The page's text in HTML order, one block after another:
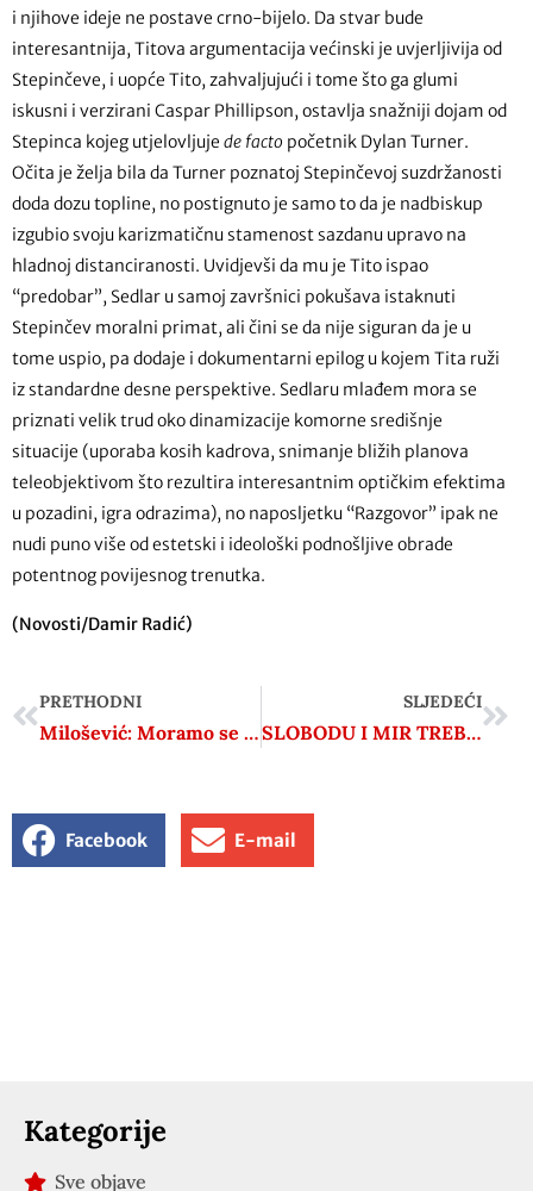
i njihove ideje ne postave crno-bijelo. Da stvar bude
interesantnija, Titova argumentacija većinski je uvjerljivija od
Stepinčeve, i uopće Tito, zahvaljujući i tome što ga glumi
iskusni i verzirani Caspar Phillipson, ostavlja snažniji dojam od
Stepinca kojeg utjelovljuje de facto početnik Dylan Turner.
Očita je želja bila da Turner poznatoj Stepinčevoj suzdržanosti
doda dozu topline, no postignuto je samo to da je nadbiskup
izgubio svoju karizmatičnu stamenost sazdanu upravo na
hladnoj distanciranosti. Uvidjevši da mu je Tito ispao
“predobar”, Sedlar u samoj završnici pokušava istaknuti
Stepinčev moralni primat, ali čini se da nije siguran da je u
tome uspio, pa dodaje i dokumentarni epilog u kojem Tita ruži
iz standardne desne perspektive. Sedlaru mlađem mora se
priznati velik trud oko dinamizacije komorne središnje
situacije (uporaba kosih kadrova, snimanje bližih planova
teleobjektivom što rezultira interesantnim optičkim efektima
u pozadini, igra odrazima), no naposljetku “Razgovor” ipak ne
nudi puno više od estetski i ideološki podnošljive obrade
potentnog povijesnog trenutka.
(Novosti/Damir Radić)
PRETHODNI
Milošević: Moramo se boriti protiv mržnje i biti na strani pravde
SLJEDEĆI
SLOBODU I MIR TREBA KAO MALO DIJETE NJEGOVATI I PAZITI
Facebook E-mail
Kategorije
Sve objave